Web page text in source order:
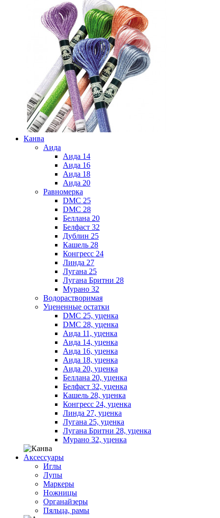
Канва
Аида
Аида 14
Аида 16
Аида 18
Аида 20
Равномерка
DMC 25
DMC 28
Беллана 20
Белфаст 32
Дублин 25
Кашель 28
Конгресс 24
Линда 27
Лугана 25
Лугана Бритни 28
Мурано 32
Водорастворимая
Уцененные остатки
DMC 25, уценка
DMC 28, уценка
Аида 11, уценка
Аида 14, уценка
Аида 16, уценка
Аида 18, уценка
Аида 20, уценка
Беллана 20, уценка
Белфаст 32, уценка
Кашель 28, уценка
Конгресс 24, уценка
Линда 27, уценка
Лугана 25, уценка
Лугана Бритни 28, уценка
Мурано 32, уценка
Аксессуары
Иглы
Лупы
Маркеры
Ножницы
Органайзеры
Пяльца, рамы